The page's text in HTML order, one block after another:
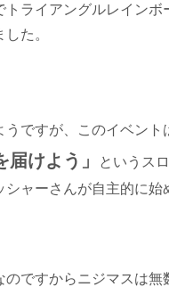
トライアングルレインボ
た。
うですが、このイベント
届けよう」
というス
シャーさんが自主的に始
のですからニジマスは無